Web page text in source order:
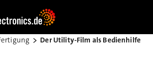
Der Utility-Film als Bedienhilfe